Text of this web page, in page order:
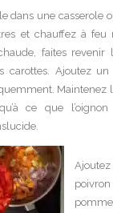
dans une casserole
et chauffez à feu
faites revenir
carottes. Ajoutez
Maintenez
ce que